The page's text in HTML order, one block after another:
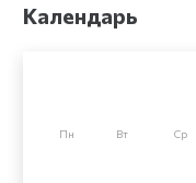
Календарь
Пн Вт Ср